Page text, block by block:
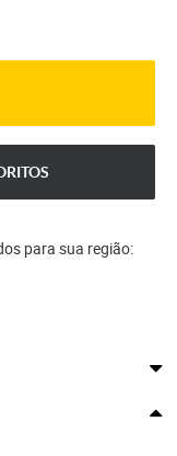
para sua região: